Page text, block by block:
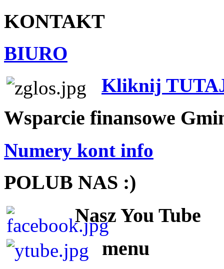
KONTAKT
BIURO
Kliknij
Wsparcie finansowe
Numery kont info
POLUB NAS :)
Nasz You Tube
menu